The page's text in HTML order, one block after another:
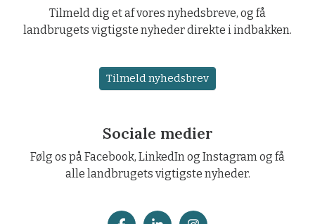
Tilmeld dig et af vores nyhedsbreve, og få
landbrugets vigtigste nyheder direkte i indbakken.
Tilmeld nyhedsbrev
Sociale medier
Følg os på Facebook, LinkedIn og Instagram og få
alle landbrugets vigtigste nyheder.